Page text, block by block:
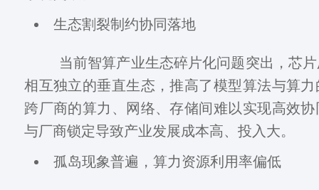
生态割裂制约协同落地
当前智算产业生态碎片化问题突出，芯片
相互独立的垂直生态，推高了模型算法与算
跨厂商的算力、网络、存储间难以实现高效
与厂商锁定导致产业发展成本高、投入大。
孤岛现象普遍，算力资源利用率偏低